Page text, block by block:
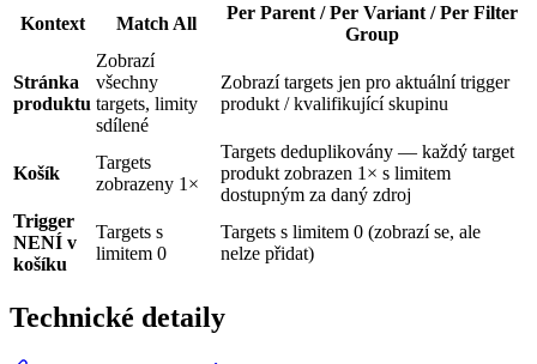
Kontext
Match All
Per Parent / Per Variant / Per Filter
Group
Stránka
produktu
Zobrazí
všechny
targets, limity
sdílené
Zobrazí targets jen pro aktuální trigger
produkt / kvalifikující skupinu
Košík
Targets
zobrazeny 1×
Targets deduplikovány — každý target
produkt zobrazen 1× s limitem
dostupným za daný zdroj
Trigger
NENÍ v
košíku
Targets s
limitem 0
Targets s limitem 0 (zobrazí se, ale
nelze přidat)
Technické detaily